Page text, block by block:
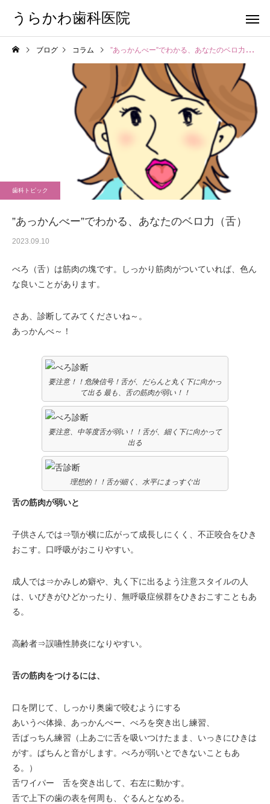
うらかわ歯科医院
ブログ コラム ”あっかんべー”でわかる、あなたのベロ力（舌）
歯科トピック
”あっかんべー”でわかる、あなたのベロ力（舌）
2023.09.10
べろ（舌）は筋肉の塊です。しっかり筋肉がついていれば、色ん
な良いことがあります。
さあ、診断してみてくださいね～。
あっかんべ～！
要注意！！危険信号！舌が、だらんと丸く下に向かっ
て出る 最も、舌の筋肉が弱い！！
要注意、中等度舌が弱い！！舌が、細く下に向かって
出る
理想的！！舌が細く、水平にまっすぐ出
舌の筋肉が弱いと
子供さんでは⇒顎が横に広がって成長しにくく、不正咬合をひき
おこす。口呼吸がおこりやすい。
成人では⇒かみしめ癖や、丸く下に出るよう注意スタイルの人
は、いびきがひどかったり、無呼吸症候群をひきおこすこともあ
る。
高齢者⇒誤嚥性肺炎になりやすい。
舌の筋肉をつけるには、
口を閉じて、しっかり奥歯で咬むようにする
あいうべ体操、あっかんべー、べろを突き出し練習、
舌ぱっちん練習（上あごに舌を吸いつけたまま、いっきにひきは
がす。ぱちんと音がします。べろが弱いとできないこともあ
る。）
舌ワイパー 舌を突き出して、右左に動かす。
舌で上下の歯の表を何周も、ぐるんとなめる。